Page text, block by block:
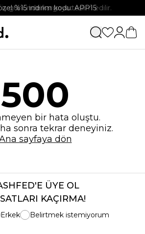
iş gününde kargoya teslim edilir.
%15 indirim kodu: APP15
500
bir hata oluştu.
sonra tekrar deneyiniz.
sayfaya dön
ÜYE OL
KAÇIRMA!
Erkek
Belirtmek istemiyorum